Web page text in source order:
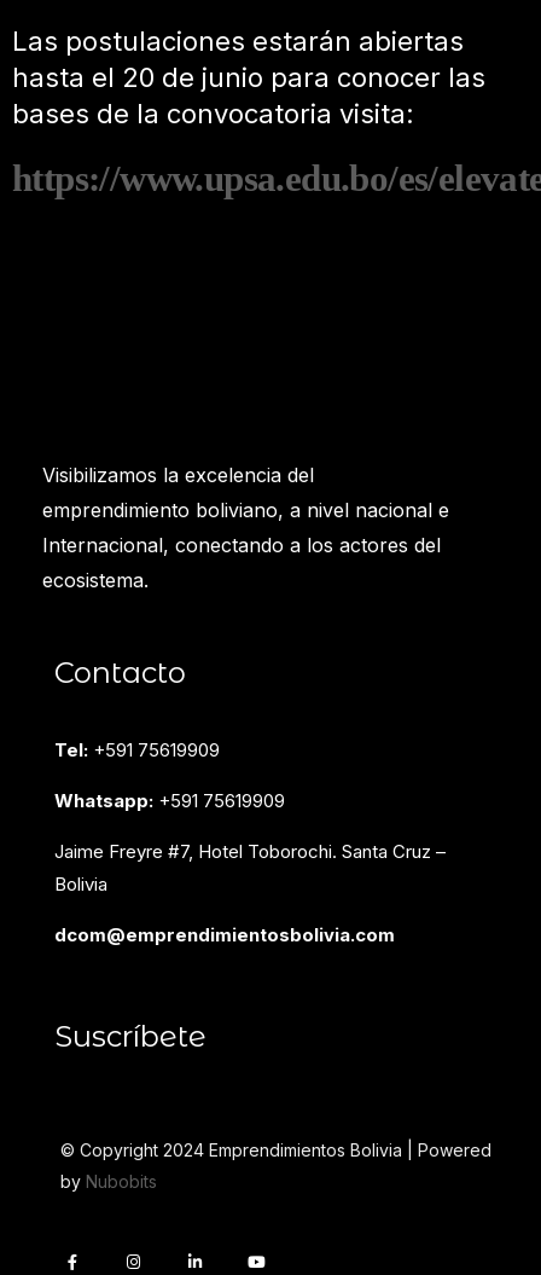
Las postulaciones estarán abiertas
hasta el 20 de junio para conocer las
bases de la convocatoria visita:
https://www.upsa.edu.bo/es/
Visibilizamos la excelencia del
emprendimiento boliviano, a nivel nacional e
Internacional, conectando a los actores del
ecosistema.
Contacto
Tel: +591 75619909
Whatsapp: +591 75619909
Jaime Freyre #7, Hotel Toborochi. Santa Cruz –
Bolivia
dcom@emprendimientosbolivia.com
Suscríbete
© Copyright 2024 Emprendimientos Bolivia | Powered
by Nubobits
a
n
i
o